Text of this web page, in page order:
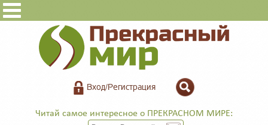
Вход/Регистрация
Читай самое интересное о ПРЕКРАСНОМ МИРЕ: